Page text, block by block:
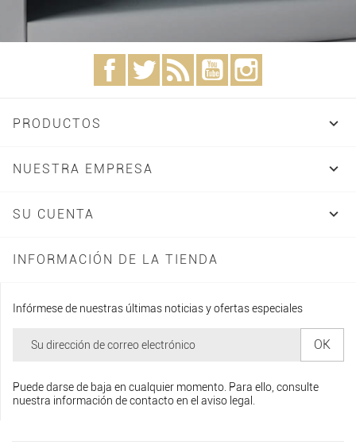
FacebookTwitter Rss YouTube
PRODUCTOS 
NUESTRA EMPRESA 
SU CUENTA 
INFORMACIÓN DE LA TIENDA
Infórmese de nuestras últimas noticias y ofertas especiales
Puede darse de baja en cualquier momento. Para ello, consulte
nuestra información de contacto en el aviso legal.